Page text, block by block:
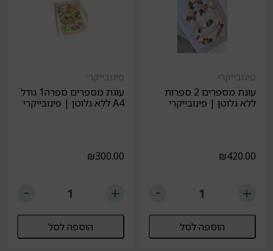
פינובייקרי
עוגת מספרים 2 ספרות
ללא גלוטן | פינובייקרי
₪420.00
הוספה לסל
פינובייקרי
עוגת מספרים ספרה1 גודל
A4 ללא גלוטן | פינובייקרי
₪300.00
הוספה לסל